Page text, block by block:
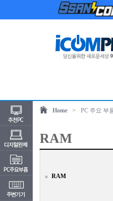
Home > PC 주요 부
RAM
RAM